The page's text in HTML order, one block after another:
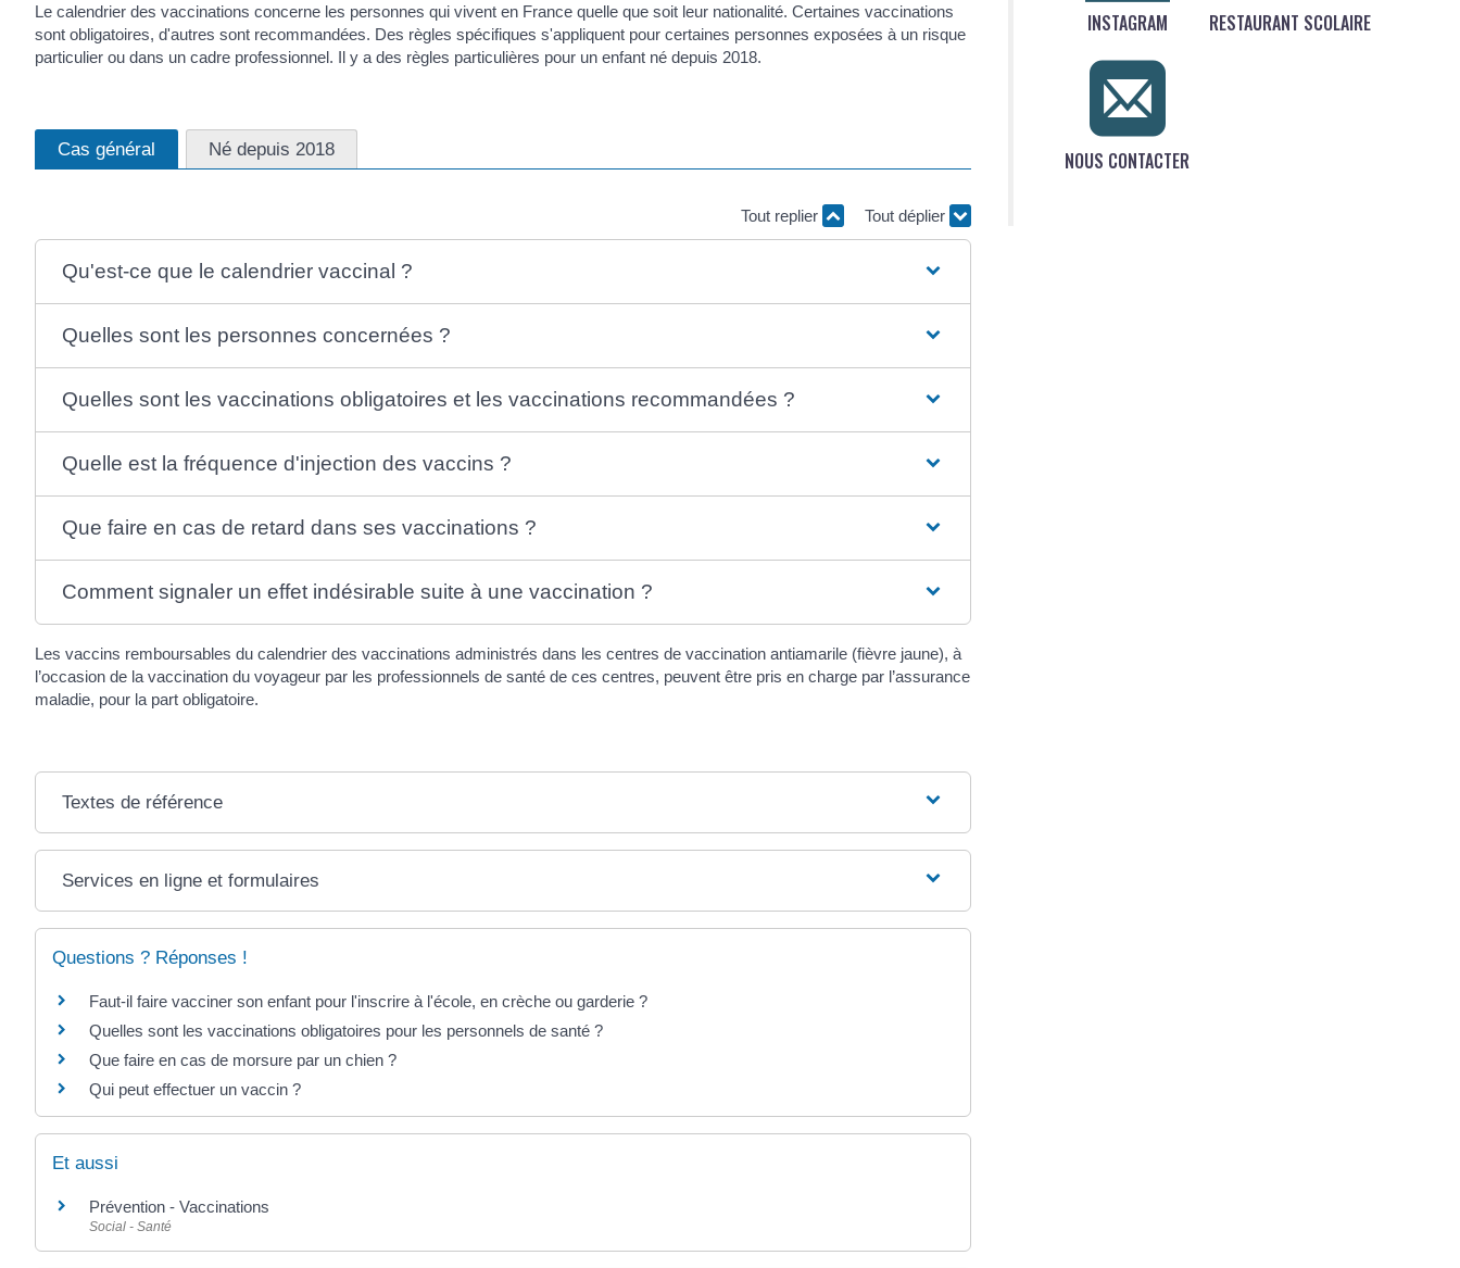
Le calendrier des vaccinations concerne les personnes qui vivent en France quelle que soit leur nationalité. Certaines vaccinations
sont obligatoires, d'autres sont recommandées. Des règles spécifiques s'appliquent pour certaines personnes exposées à un risque
particulier ou dans un cadre professionnel. Il y a des règles particulières pour un enfant né depuis 2018.
Cas général Né depuis 2018
Tout replier Tout déplier
Qu'est-ce que le calendrier vaccinal ?
Quelles sont les personnes concernées ?
Quelles sont les vaccinations obligatoires et les vaccinations recommandées ?
Quelle est la fréquence d'injection des vaccins ?
Que faire en cas de retard dans ses vaccinations ?
Comment signaler un effet indésirable suite à une vaccination ?
Les vaccins remboursables du calendrier des vaccinations administrés dans les centres de vaccination antiamarile (fièvre jaune), à
l’occasion de la vaccination du voyageur par les professionnels de santé de ces centres, peuvent être pris en charge par l’assurance
maladie, pour la part obligatoire.
Textes de référence
Services en ligne et formulaires
Questions ? Réponses !
Faut-il faire vacciner son enfant pour l'inscrire à l'école, en crèche ou garderie ?
Quelles sont les vaccinations obligatoires pour les personnels de santé ?
Que faire en cas de morsure par un chien ?
Qui peut effectuer un vaccin ?
Et aussi
Prévention - Vaccinations
Social - Santé
INSTAGRAM RESTAURANT SCOLAIRE
NOUS CONTACTER